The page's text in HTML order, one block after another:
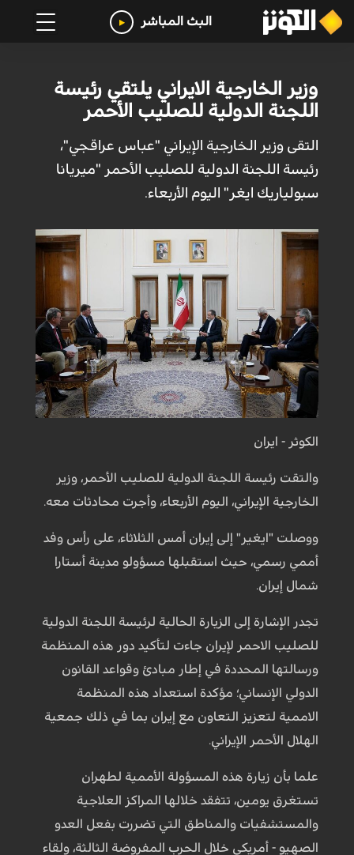
البث المباشر
وزير الخارجية الايراني يلتقي رئيسة
اللجنة الدولية للصليب الأحمر
التقی وزير الخارجية الإيراني "عباس عراقجي"،
رئيسة اللجنة الدولية للصليب الأحمر "ميريانا
سبولياريك ايغر" اليوم الأربعاء.
الكوثر - ايران
والتقت رئيسة اللجنة الدولية للصليب الأحمر، وزير
الخارجية الإيراني، اليوم الأربعاء، وأجرت محادثات معه.
ووصلت "ايغير" إلى إيران أمس الثلاثاء، على رأس وفد
أممي رسمي، حيث استقبلها مسؤولو مدينة أستارا
شمال إيران.
تجدر الإشارة إلى الزيارة الحالية لرئيسة اللجنة الدولية
للصليب الاحمر لإيران جاءت لتأكيد دور هذه المنظمة
ورسالتها المحددة في إطار مبادئ وقواعد القانون
الدولي الإنساني؛ مؤكدة استعداد هذه المنظمة
الاممية لتعزيز التعاون مع إيران بما في ذلك جمعیة
الهلال الأحمر الإيراني.
علما بأن زيارة هذه المسؤولة الأممية لطهران
تستغرق يومين، تتفقد خلالها المراكز العلاجية
والمستشفيات والمناطق التي تضررت بفعل العدو
الصهيو - أمريكي خلال الحرب المفروضة الثالثة، ولقاء